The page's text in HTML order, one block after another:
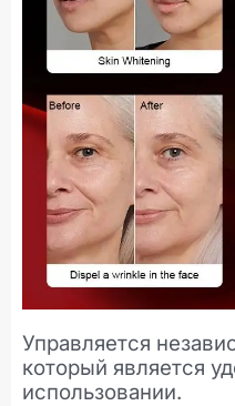
Управляется
который является
использовании.